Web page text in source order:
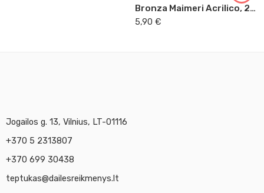
Bronza Maimeri Acrilico, 200 ml (475)
5,90 €
Jogailos g. 13, Vilnius, LT-01116
+370 5 2313807
+370 699 30438
teptukas@dailesreikmenys.lt